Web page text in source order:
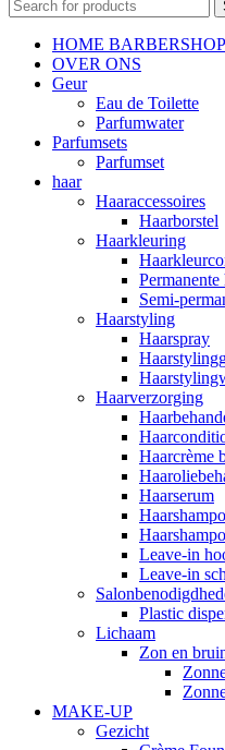
HOME BARBERSHOP
OVER ONS
Geur
Eau de Toilette
Parfumwater
Parfumsets
Parfumset
haar
Haaraccessoires
Haarborstel
Haarkleuring
Semi-
Haarstyling
Haarspray
Haarverzorging
Haarcrème
Haarserum
Leave-in
Leave-in
Plastic
Lichaam
Zon en
MAKE-UP
Gezicht